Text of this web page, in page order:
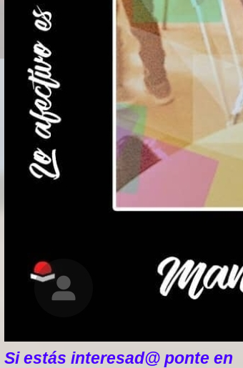
Si estás interesad@ ponte en